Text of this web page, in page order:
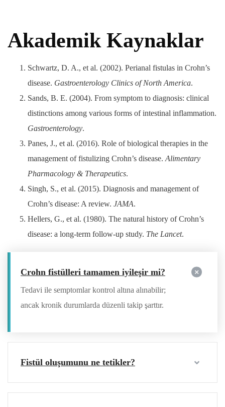
Akademik Kaynaklar
Schwartz, D. A., et al. (2002). Perianal fistulas in Crohn’s
disease. Gastroenterology Clinics of North America.
Sands, B. E. (2004). From symptom to diagnosis: clinical
distinctions among various forms of intestinal inflammation.
Gastroenterology.
Panes, J., et al. (2016). Role of biological therapies in the
management of fistulizing Crohn’s disease.Alimentary
Pharmacology & Therapeutics.
Singh, S., et al. (2015). Diagnosis and management of
Crohn’s disease: A review. JAMA.
Hellers, G., et al. (1980). The natural history of Crohn’s
disease: a long-term follow-up study. The Lancet.
Crohn fistülleri tamamen iyileşir mi?
Tedavi ile semptomlar kontrol altına alınabilir;
ancak kronik durumlarda düzenli takip şarttır.
Fistül oluşumunu ne tetikler?